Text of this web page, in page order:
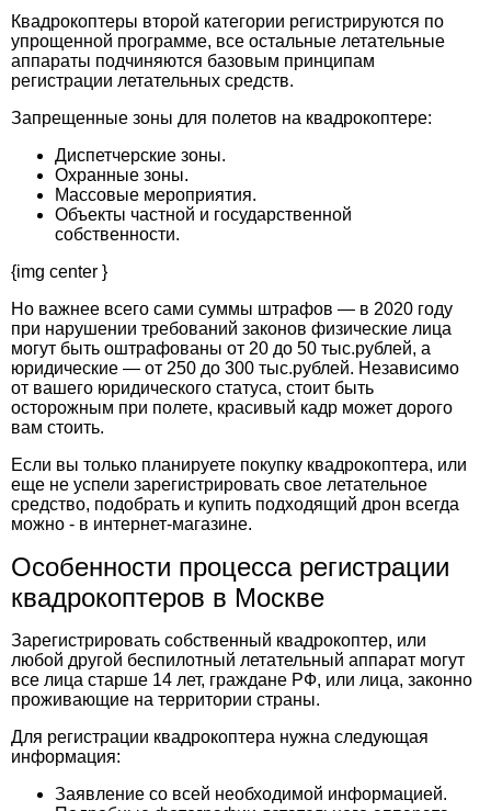
Квадрокоптеры второй категории регистрируются по
упрощенной программе, все остальные летательные
аппараты подчиняются базовым принципам
регистрации летательных средств.
Запрещенные зоны для полетов на квадрокоптере:
Диспетчерские зоны.
Охранные зоны.
Массовые мероприятия.
Объекты частной и государственной
собственности.
{img center }
Но важнее всего сами суммы штрафов — в 2020 году
при нарушении требований законов физические лица
могут быть оштрафованы от 20 до 50 тыс.рублей, а
юридические — от 250 до 300 тыс.рублей. Независимо
от вашего юридического статуса, стоит быть
осторожным при полете, красивый кадр может дорого
вам стоить.
Если вы только планируете покупку квадрокоптера, или
еще не успели зарегистрировать свое летательное
средство, подобрать и купить подходящий дрон всегда
можно - в интернет-магазине.
Особенности процесса регистрации
квадрокоптеров в Москве
Зарегистрировать собственный квадрокоптер, или
любой другой беспилотный летательный аппарат могут
все лица старше 14 лет, граждане РФ, или лица, законно
проживающие на территории страны.
Для регистрации квадрокоптера нужна следующая
информация:
Заявление со всей необходимой информацией.